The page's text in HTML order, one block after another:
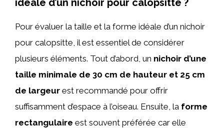
Pour évaluer la taille et la forme idéale d’un nichoir
pour calopsitte, il est essentiel de considérer
plusieurs éléments. Tout d’abord, un nichoir d’une
taille minimale de 30 cm de hauteur et 25 cm
de largeur est recommandé pour offrir
suffisamment d’espace à l’oiseau. Ensuite, la forme
rectangulaire est souvent préférée car elle